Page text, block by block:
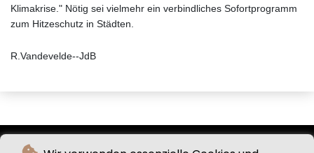
Klimakrise." Nötig sei vielmehr ein verbindliches Sofortprogramm
zum Hitzeschutz in Städten.
R.Vandevelde--JdB